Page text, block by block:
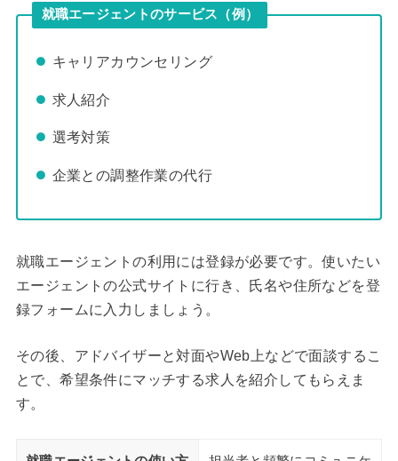
就職エージェントのサービス（例）
キャリアカウンセリング
求人紹介
選考対策
企業との調整作業の代行
就職エージェントの利用には登録が必要です。使いたい
エージェントの公式サイトに行き、氏名や住所などを登
録フォームに入力しましょう。
その後、アドバイザーと対面やWeb上などで面談するこ
とで、希望条件にマッチする求人を紹介してもらえま
す。